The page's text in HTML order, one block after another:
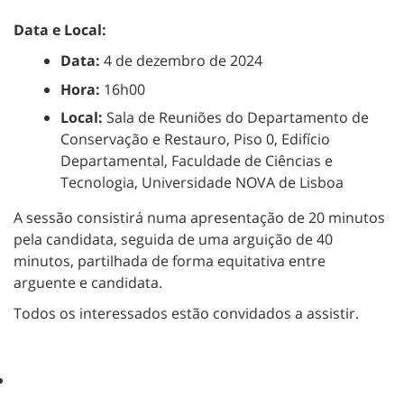
Data e Local:
Data: 4 de dezembro de 2024
Hora: 16h00
Local: Sala de Reuniões do Departamento de
Conservação e Restauro, Piso 0, Edifício
Departamental, Faculdade de Ciências e
Tecnologia, Universidade NOVA de Lisboa
A sessão consistirá numa apresentação de 20 minutos
pela candidata, seguida de uma arguição de 40
minutos, partilhada de forma equitativa entre
arguente e candidata.
Todos os interessados estão convidados a assistir.